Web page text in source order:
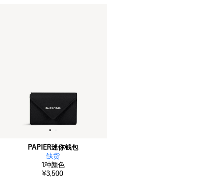
PAPIER迷你钱包
缺货
1种颜色
¥3,500